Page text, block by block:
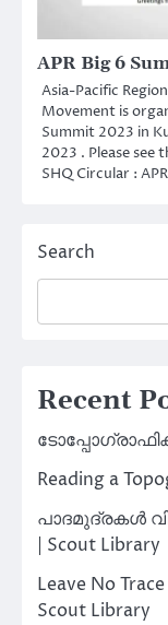
APR Big 6
Asia-Pacific
Movement is
Summit 2023 in
2023 . Please see
SHQ Circular :
Search
Recent
Reading a
പാദമുദ്രകൾ
| Scout Library
Leave No
Scout Library